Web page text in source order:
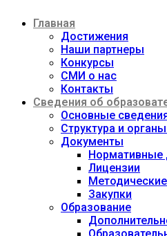
содержимому
Главная
Достижения
Наши партнеры
Конкурсы
СМИ о нас
Контакты
Сведения об
Основные
Структура и
Документы
Нормативные
Лицензии
Закупки
Образование